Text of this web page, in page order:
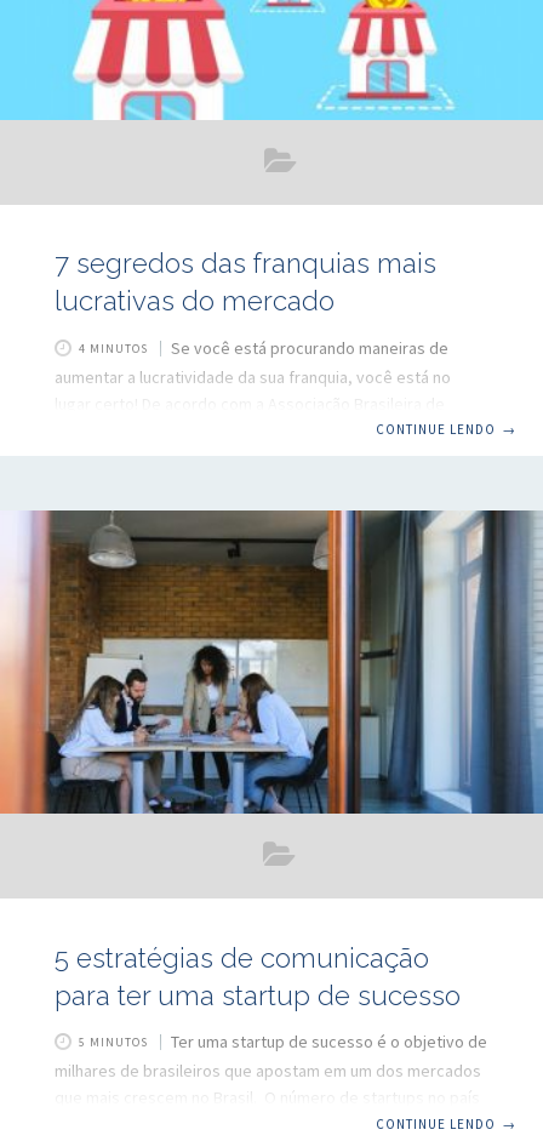
7 segredos das franquias mais
lucrativas do mercado
4 MINUTOS
Se você está procurando maneiras de
aumentar a lucratividade da sua franquia, você está no
lugar certo! De acordo com a Associação Brasileira de
Franchising, mesmo com o cenário econômico
tempo. No ano de 2019, por exemplo, as mais de 2900
franquias brasileiras faturaram cerca de 185 bilhões de
reais. Em outras palavras, isso significa que, mesmo com o
movimento atípico dos últimos meses, as projeções
CONTINUE LENDO →
5 estratégias de comunicação
para ter uma startup de sucesso
5 MINUTOS
Ter uma startup de sucesso é o objetivo de
milhares de brasileiros que apostam em um dos mercados
que mais crescem no Brasil. O número de startups no país
cresceu exponencialmente nos últimos anos. No período
CONTINUE LENDO →